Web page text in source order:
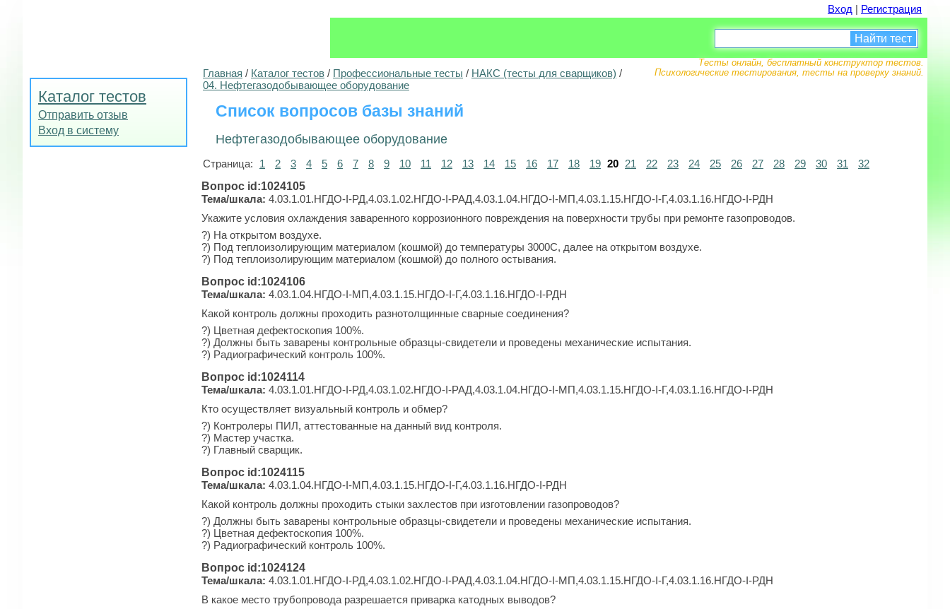
Вход | Регистрация
Тесты онлайн, бесплатный конструктор тестов.
Психологические тестирования, тесты на проверку знаний.
Найти тест
Каталог тестов
Отправить отзыв
Вход в систему
Главная / Каталог тестов / Профессиональные тесты / НАКС (тесты для сварщиков) /
04. Нефтегазодобывающее оборудование
Список вопросов базы знаний
Нефтегазодобывающее оборудование
Страница: 1 2 3 4 5 6 7 8 9 10 11 12 13 14 15 16 17 18 19 20 21 22 23 24 25 26 27 28 29 30 31
32
Вопрос id:1024105
Тема/шкала: 4.03.1.01.НГДО-I-РД,4.03.1.02.НГДО-I-РАД,4.03.1.04.НГДО-I-МП,4.03.1.15.НГДО-I-Г,4.03.1.16.НГДО-I-РДН
Укажите условия охлаждения заваренного коррозионного повреждения на поверхности трубы при ремонте газопроводов.
?) На открытом воздухе.
?) Под теплоизолирующим материалом (кошмой) до температуры 3000С, далее на открытом воздухе.
?) Под теплоизолирующим материалом (кошмой) до полного остывания.
Вопрос id:1024106
Тема/шкала: 4.03.1.04.НГДО-I-МП,4.03.1.15.НГДО-I-Г,4.03.1.16.НГДО-I-РДН
Какой контроль должны проходить разнотолщинные сварные соединения?
?) Цветная дефектоскопия 100%.
?) Должны быть заварены контрольные образцы-свидетели и проведены механические испытания.
?) Радиографический контроль 100%.
Вопрос id:1024114
Тема/шкала: 4.03.1.01.НГДО-I-РД,4.03.1.02.НГДО-I-РАД,4.03.1.04.НГДО-I-МП,4.03.1.15.НГДО-I-Г,4.03.1.16.НГДО-I-РДН
Кто осуществляет визуальный контроль и обмер?
?) Контролеры ПИЛ, аттестованные на данный вид контроля.
?) Мастер участка.
?) Главный сварщик.
Вопрос id:1024115
Тема/шкала: 4.03.1.04.НГДО-I-МП,4.03.1.15.НГДО-I-Г,4.03.1.16.НГДО-I-РДН
Какой контроль должны проходить стыки захлестов при изготовлении газопроводов?
?) Должны быть заварены контрольные образцы-свидетели и проведены механические испытания.
?) Цветная дефектоскопия 100%.
?) Радиографический контроль 100%.
Вопрос id:1024124
Тема/шкала: 4.03.1.01.НГДО-I-РД,4.03.1.02.НГДО-I-РАД,4.03.1.04.НГДО-I-МП,4.03.1.15.НГДО-I-Г,4.03.1.16.НГДО-I-РДН
В какое место трубопровода разрешается приварка катодных выводов?